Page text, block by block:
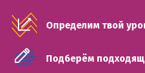
Определим твой
Подберём